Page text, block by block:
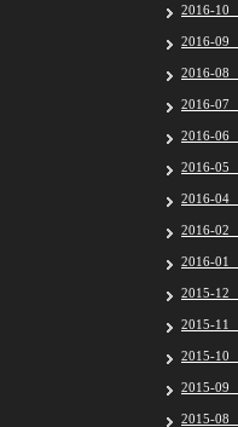
2016-10
2016-09
2016-08
2016-07
2016-06
2016-05
2016-04
2016-02
2016-01
2015-12
2015-11
2015-10
2015-09
2015-08